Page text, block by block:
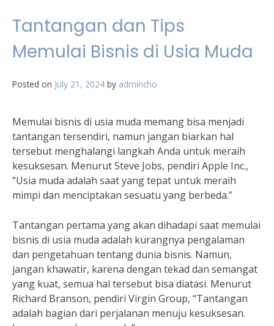
Tantangan dan Tips
Memulai Bisnis di Usia Muda
Posted on July 21, 2024 by admincho
Memulai bisnis di usia muda memang bisa menjadi
tantangan tersendiri, namun jangan biarkan hal
tersebut menghalangi langkah Anda untuk meraih
kesuksesan. Menurut Steve Jobs, pendiri Apple Inc.,
“Usia muda adalah saat yang tepat untuk meraih
mimpi dan menciptakan sesuatu yang berbeda.”
Tantangan pertama yang akan dihadapi saat memulai
bisnis di usia muda adalah kurangnya pengalaman
dan pengetahuan tentang dunia bisnis. Namun,
jangan khawatir, karena dengan tekad dan semangat
yang kuat, semua hal tersebut bisa diatasi. Menurut
Richard Branson, pendiri Virgin Group, “Tantangan
adalah bagian dari perjalanan menuju kesuksesan.